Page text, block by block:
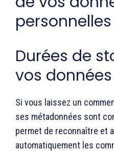
personnelles
Durées de
vos données
Si vous laissez un
ses métadonnées sont
permet de reconnaître et
automatiquement les